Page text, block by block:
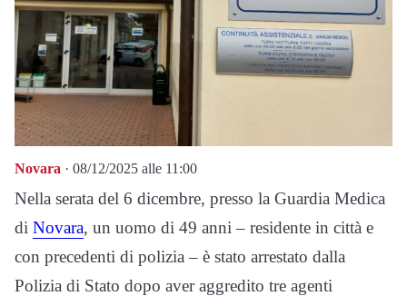
Novara · 08/12/2025 alle 11:00
Nella serata del 6 dicembre, presso la Guardia Medica
di Novara, un uomo di 49 anni – residente in città e
con precedenti di polizia – è stato arrestato dalla
Polizia di Stato dopo aver aggredito tre agenti